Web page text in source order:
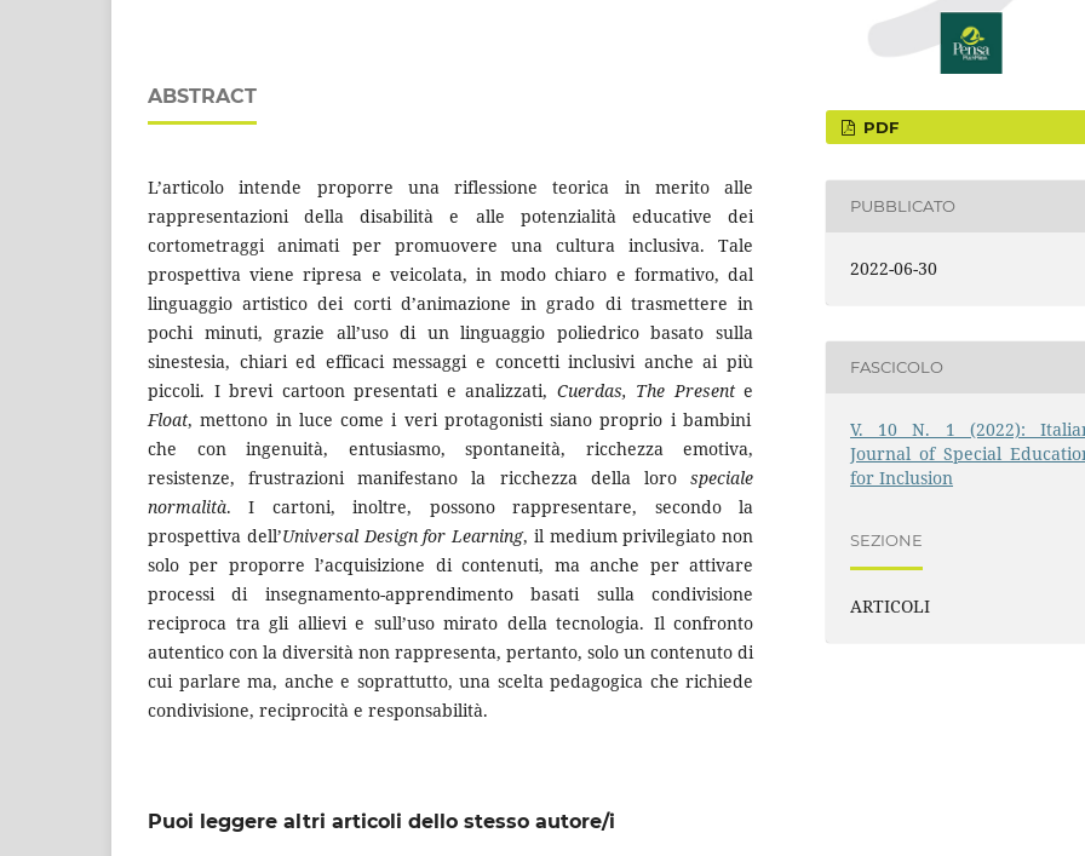
ABSTRACT
L’articolo intende proporre una riflessione teorica in merito alle
rappresentazioni della disabilità e alle potenzialità educative dei
cortometraggi animati per promuovere una cultura inclusiva. Tale
prospettiva viene ripresa e veicolata, in modo chiaro e formativo, dal
linguaggio artistico dei corti d’animazione in grado di trasmettere in
pochi minuti, grazie all’uso di un linguaggio poliedrico basato sulla
sinestesia, chiari ed efficaci messaggi e concetti inclusivi anche ai più
piccoli. I brevi cartoon presentati e analizzati, Cuerdas, The Present e
Float, mettono in luce come i veri protagonisti siano proprio i bambini
che con ingenuità, entusiasmo, spontaneità, ricchezza emotiva,
resistenze, frustrazioni manifestano la ricchezza della loro speciale
normalità. I cartoni, inoltre, possono rappresentare, secondo la
prospettiva dell’Universal Design for Learning, il medium privilegiato non
solo per proporre l’acquisizione di contenuti, ma anche per attivare
processi di insegnamento-apprendimento basati sulla condivisione
reciproca tra gli allievi e sull’uso mirato della tecnologia. Il confronto
autentico con la diversità non rappresenta, pertanto, solo un contenuto di
cui parlare ma, anche e soprattutto, una scelta pedagogica che richiede
condivisione, reciprocità e responsabilità.
PDF
PUBBLICATO
2022-06-30
FASCICOLO
V. 10 N. 1 (2022):
Journal of Special
for Inclusion
SEZIONE
ARTICOLI
Puoi leggere altri articoli dello stesso autore/i